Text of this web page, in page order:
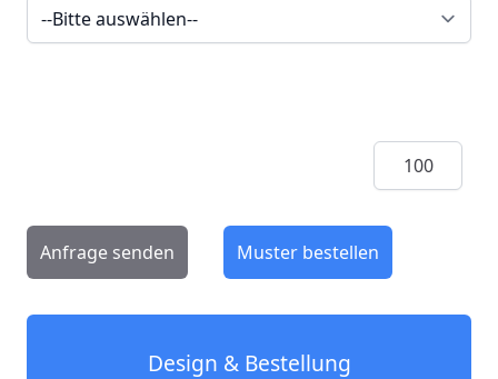
Menge
Anfrage senden Muster bestellen
Design & Bestellung